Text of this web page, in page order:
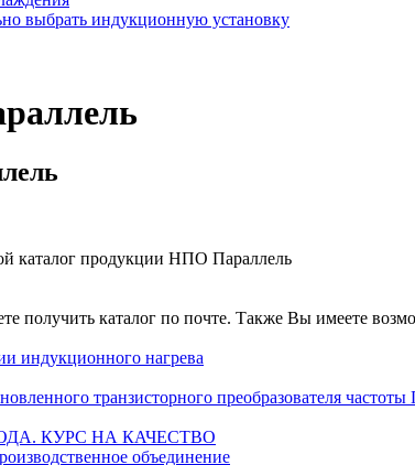
выбрать индукционную установку
каталог продукции НПО Параллель
получить каталог по почте. Также Вы имеете
индукционного нагрева
транзисторного преобразователя
КУРС НА КАЧЕСТВО